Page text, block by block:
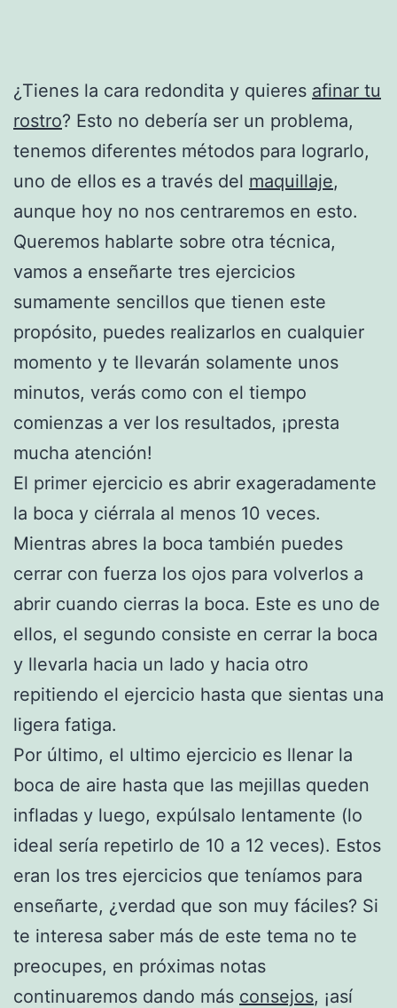
¿Tienes la cara redondita y quieres afinar tu
rostro? Esto no debería ser un problema,
tenemos diferentes métodos para lograrlo,
uno de ellos es a través del maquillaje,
aunque hoy no nos centraremos en esto.
Queremos hablarte sobre otra técnica,
vamos a enseñarte tres ejercicios
sumamente sencillos que tienen este
propósito, puedes realizarlos en cualquier
momento y te llevarán solamente unos
minutos, verás como con el tiempo
comienzas a ver los resultados, ¡presta
mucha atención!
El primer ejercicio es abrir exageradamente
la boca y ciérrala al menos 10 veces.
Mientras abres la boca también puedes
cerrar con fuerza los ojos para volverlos a
abrir cuando cierras la boca. Este es uno de
ellos, el segundo consiste en cerrar la boca
y llevarla hacia un lado y hacia otro
repitiendo el ejercicio hasta que sientas una
ligera fatiga.
Por último, el ultimo ejercicio es llenar la
boca de aire hasta que las mejillas queden
infladas y luego, expúlsalo lentamente (lo
ideal sería repetirlo de 10 a 12 veces). Estos
eran los tres ejercicios que teníamos para
enseñarte, ¿verdad que son muy fáciles? Si
te interesa saber más de este tema no te
preocupes, en próximas notas
continuaremos dando más consejos, ¡así